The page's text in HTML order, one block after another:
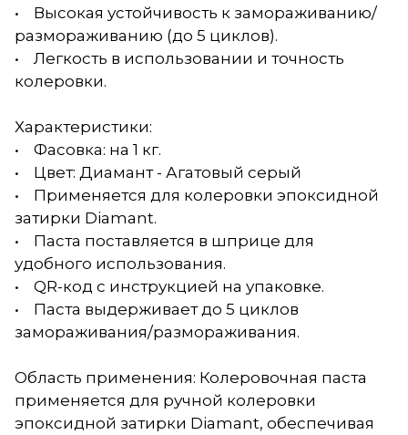
• Высокая устойчивость к замораживанию/
размораживанию (до 5 циклов).
• Легкость в использовании и точность
колеровки.
Характеристики:
• Фасовка: на 1 кг.
• Цвет: Диамант - Агатовый серый
• Применяется для колеровки эпоксидной
затирки Diamant.
• Паста поставляется в шприце для
удобного использования.
• QR-код с инструкцией на упаковке.
• Паста выдерживает до 5 циклов
замораживания/размораживания.
Область применения: Колеровочная паста
применяется для ручной колеровки
эпоксидной затирки Diamant, обеспечивая